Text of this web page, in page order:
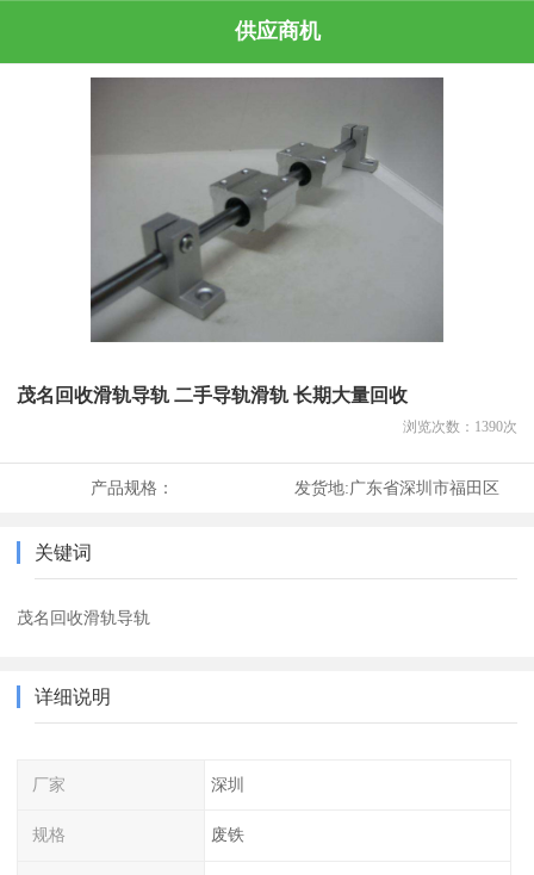
供应商机
茂名回收滑轨导轨 二手导轨滑轨 长期大量回收
浏览次数： 1390次
产品规格： 发货地:广东省深圳市福田区
关键词
茂名回收滑轨导轨
详细说明
厂家 深圳
规格 废铁